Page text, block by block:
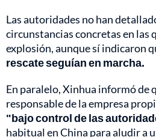
Las autoridades no han
circunstancias concretas en las
explosión, aunque sí indicaron
rescate seguían en marcha.
En paralelo, Xinhua informó de
responsable de la empresa
"bajo control de las
habitual en China para aludir a